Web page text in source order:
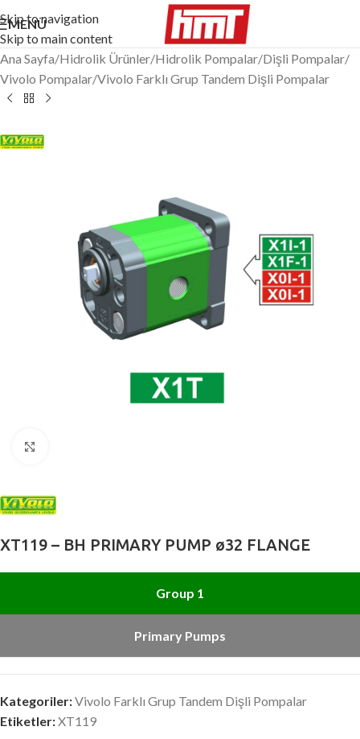
Skip to navigation
Skip to main content
MENÜ
Ana Sayfa/Hidrolik Ürünler/Hidrolik Pompalar/Dişli Pompalar/
Vivolo Pompalar/Vivolo Farklı Grup Tandem Dişli Pompalar
XT119 – BH PRIMARY PUMP ø32 FLANGE
Group 1
Primary Pumps
Kategoriler:Vivolo Farklı Grup Tandem Dişli Pompalar
Etiketler:XT119